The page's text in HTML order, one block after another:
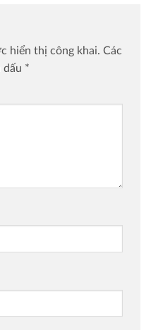
hiển thị công khai. Các
dấu *